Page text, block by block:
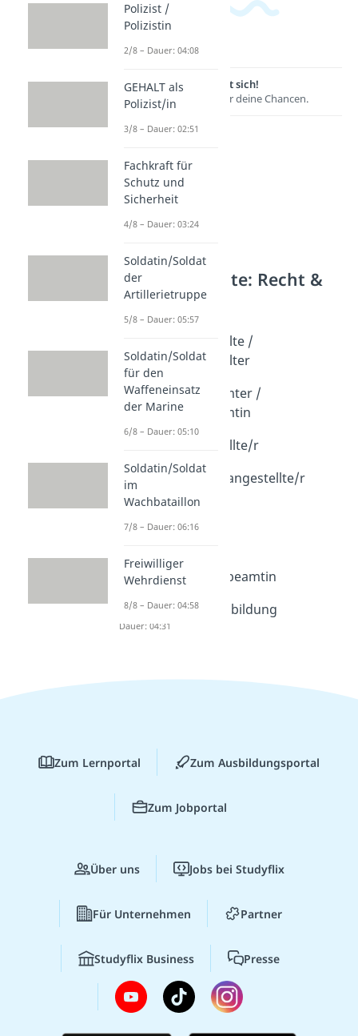
Lernen lohnt sich!
Entdecke hier deine Chancen.
Weitere Inhalte: Recht &
Ordnung
Gesetze & Justiz
Justizfachangestellte /
Justizfachangestellter
Dauer: 03:55
Justizvollzugsbeamter /
Justizvollzugsbeamtin
Dauer: 04:09
Notarfachangestellte/r
Dauer: 03:56
Rechtsanwaltfachangestellte/r
Rechtspfleger
Dauer: 04:22
Dauer: 04:21
Zollbeamter / Zollbeamtin
Ordnungsamt Ausbildung
Dauer: 04:31
Polizist /
Polizistin
2/8 – Dauer: 04:08
GEHALT als
Polizist/in
3/8 – Dauer: 02:51
Fachkraft für
Schutz und
Sicherheit
4/8 – Dauer: 03:24
Soldatin/Soldat
der
Artillerietruppe
5/8 – Dauer: 05:57
Soldatin/Soldat
für den
Waffeneinsatz
der Marine
6/8 – Dauer: 05:10
Soldatin/Soldat
im
Wachbataillon
7/8 – Dauer: 06:16
Freiwilliger
Wehrdienst
8/8 – Dauer: 04:58
Zum Lernportal Zum Ausbildungsportal
Zum Jobportal
Über uns Jobs bei Studyflix
Für Unternehmen Partner
Studyflix Business Presse